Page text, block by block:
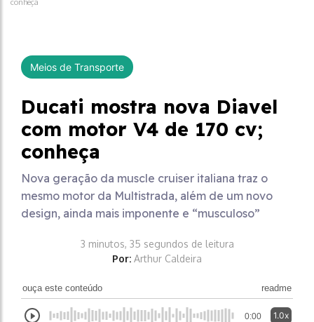
Meios de Transporte
Ducati mostra nova Diavel
com motor V4 de 170 cv;
conheça
Nova geração da muscle cruiser italiana traz o
mesmo motor da Multistrada, além de um novo
design, ainda mais imponente e “musculoso”
3 minutos, 35 segundos de leitura
Por: Arthur Caldeira
ouça este conteúdo readme
0:00 1.0x